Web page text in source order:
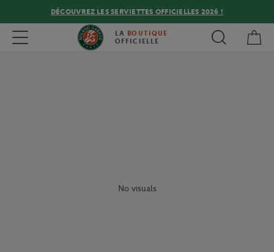
DÉCOUVREZ LES SERVIETTES OFFICIELLES 2026 !
Toggle navigation LA BOUTIQUE
OFFICIELLE
No visuals